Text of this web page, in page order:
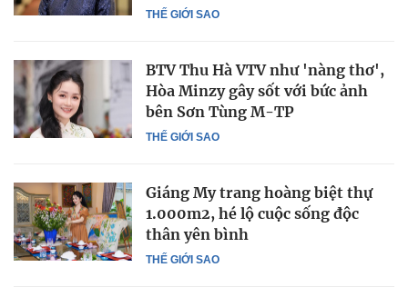
THẾ GIỚI SAO
THẾ GIỚI SAO
BTV Thu Hà VTV như 'nàng thơ',
Hòa Minzy gây sốt với bức ảnh
bên Sơn Tùng M-TP
THẾ GIỚI SAO
Giáng My trang hoàng biệt thự
1.000m2, hé lộ cuộc sống độc
thân yên bình